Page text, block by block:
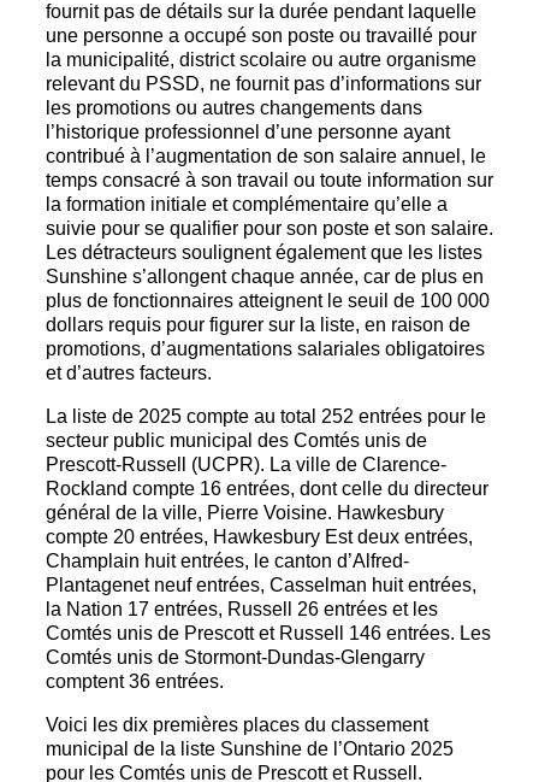
fournit pas de détails sur la durée pendant laquelle
une personne a occupé son poste ou travaillé pour
la municipalité, district scolaire ou autre organisme
relevant du PSSD, ne fournit pas d’informations sur
les promotions ou autres changements dans
l’historique professionnel d’une personne ayant
contribué à l’augmentation de son salaire annuel, le
temps consacré à son travail ou toute information sur
la formation initiale et complémentaire qu’elle a
suivie pour se qualifier pour son poste et son salaire.
Les détracteurs soulignent également que les listes
Sunshine s’allongent chaque année, car de plus en
plus de fonctionnaires atteignent le seuil de 100 000
dollars requis pour figurer sur la liste, en raison de
promotions, d’augmentations salariales obligatoires
et d’autres facteurs.
La liste de 2025 compte au total 252 entrées pour le
secteur public municipal des Comtés unis de
Prescott-Russell (UCPR). La ville de Clarence-
Rockland compte 16 entrées, dont celle du directeur
général de la ville, Pierre Voisine. Hawkesbury
compte 20 entrées, Hawkesbury Est deux entrées,
Champlain huit entrées, le canton d’Alfred-
Plantagenet neuf entrées, Casselman huit entrées,
la Nation 17 entrées, Russell 26 entrées et les
Comtés unis de Prescott et Russell 146 entrées. Les
Comtés unis de Stormont-Dundas-Glengarry
comptent 36 entrées.
Voici les dix premières places du classement
municipal de la liste Sunshine de l’Ontario 2025
pour les Comtés unis de Prescott et Russell.